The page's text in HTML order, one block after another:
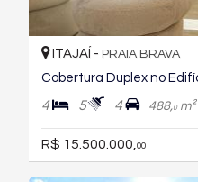
ITAJAÍ - PRAIA BRAVA
4 5 4 488,0m²
R$ 15.500.000, 00